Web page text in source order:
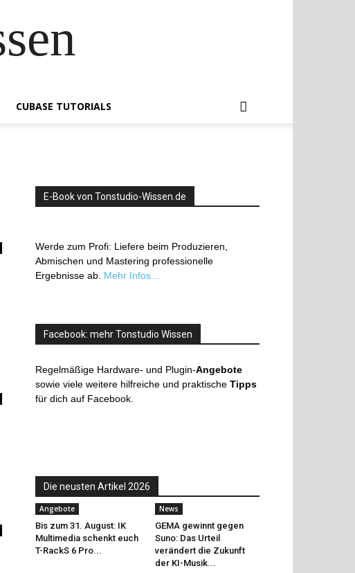
CUBASE TUTORIALS
E-Book von Tonstudio-Wissen.de
Werde zum Profi: Liefere beim Produzieren,
Abmischen und Mastering professionelle
Ergebnisse ab. Mehr Infos…
Facebook: mehr Tonstudio Wissen
Regelmäßige Hardware- und Plugin-Angebote
sowie viele weitere hilfreiche und praktische Tipps
für dich auf Facebook.
Die neusten Artikel 2026
Angebote
Bis zum 31. August: IK
Multimedia schenkt euch
T-RackS 6 Pro...
News
GEMA gewinnt gegen
Suno: Das Urteil
verändert die Zukunft
der KI-Musik...